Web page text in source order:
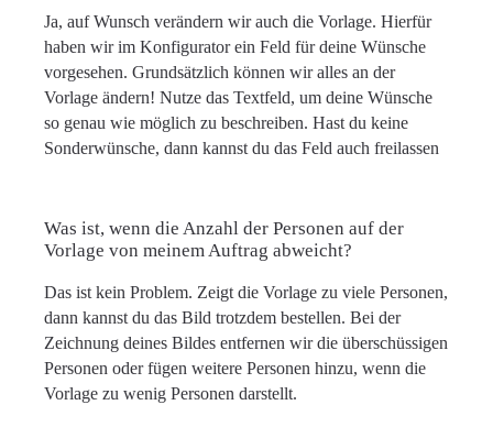
Ja, auf Wunsch verändern wir auch die Vorlage. Hierfür
haben wir im Konfigurator ein Feld für deine Wünsche
vorgesehen. Grundsätzlich können wir alles an der
Vorlage ändern! Nutze das Textfeld, um deine Wünsche
so genau wie möglich zu beschreiben. Hast du keine
Sonderwünsche, dann kannst du das Feld auch freilassen
Was ist, wenn die Anzahl der Personen auf der
Vorlage von meinem Auftrag abweicht?
Das ist kein Problem. Zeigt die Vorlage zu viele Personen,
dann kannst du das Bild trotzdem bestellen. Bei der
Zeichnung deines Bildes entfernen wir die überschüssigen
Personen oder fügen weitere Personen hinzu, wenn die
Vorlage zu wenig Personen darstellt.